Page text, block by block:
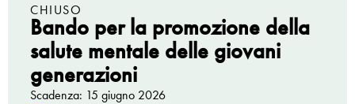
CHIUSO
Bando per la promozione della
salute mentale delle giovani
generazioni
Scadenza: 15 giugno 2026